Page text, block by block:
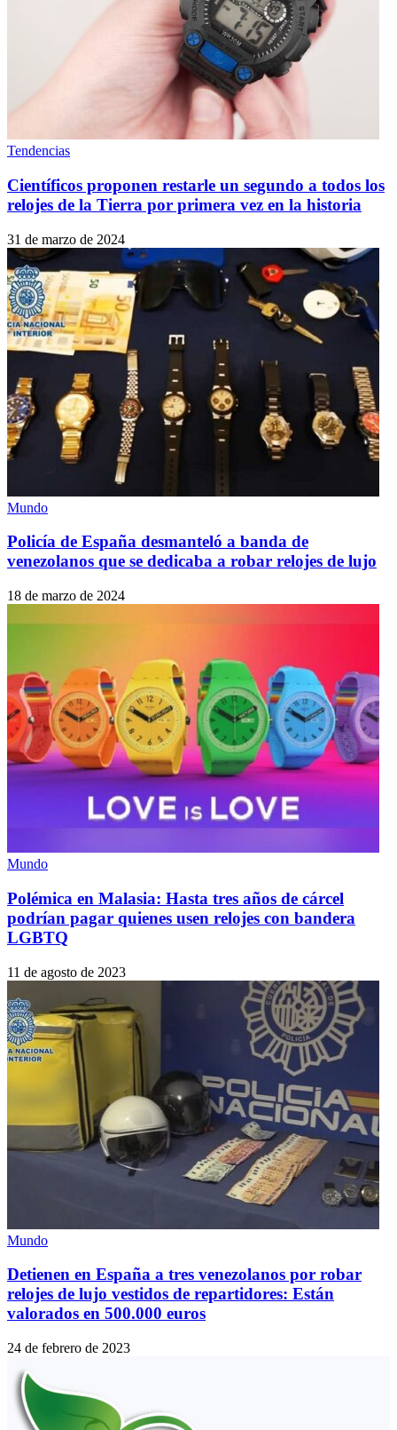
Tendencias
Científicos proponen restarle un segundo a todos los
relojes de la Tierra por primera vez en la historia
31 de marzo de 2024
Mundo
Policía de España desmanteló a banda de
venezolanos que se dedicaba a robar relojes de lujo
18 de marzo de 2024
Mundo
Polémica en Malasia: Hasta tres años de cárcel
podrían pagar quienes usen relojes con bandera
LGBTQ
11 de agosto de 2023
Mundo
Detienen en España a tres venezolanos por robar
relojes de lujo vestidos de repartidores: Están
valorados en 500.000 euros
24 de febrero de 2023